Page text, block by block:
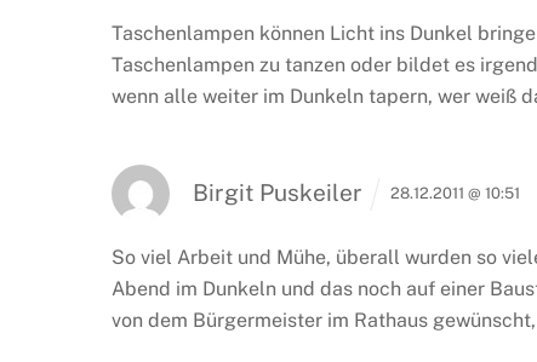
Taschenlampen können Licht ins Dunkel
Taschenlampen zu tanzen oder bildet es
wenn alle weiter im Dunkeln tapern, wer weiß
Birgit Puskeiler 28.12.2011 @ 10:51
So viel Arbeit und Mühe, überall wurden so
Abend im Dunkeln und das noch auf einer
von dem Bürgermeister im Rathaus